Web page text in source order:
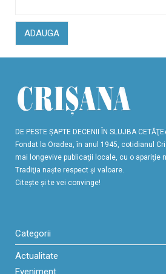
ADAUGA
DE PESTE ŞAPTE DECENII ÎN SLUJBA
Fondat la Oradea, în anul 1945, cotidianul
mai longevive publicaţii locale, cu o apariţie
Tradiţia naşte respect şi valoare.
Citeşte şi te vei convinge!
Categorii
Actualitate
Eveniment